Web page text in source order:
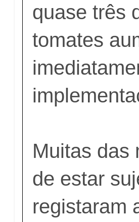
quase três
tomates
Muitas das
de estar
registaram